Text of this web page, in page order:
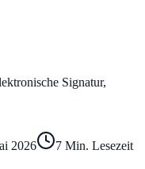
Signatur,
2026 7 Min. Lesezeit